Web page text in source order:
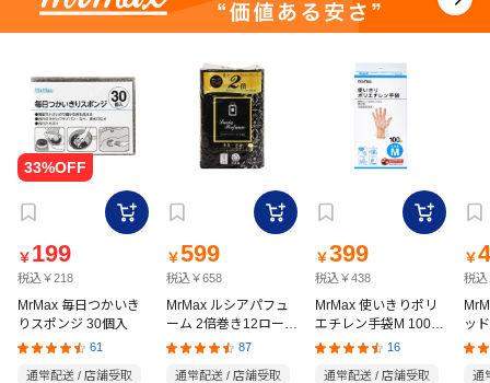
￥ 199
税込￥218
MrMax 毎日つかいき
りスポンジ 30個入
61
通常配送 / 店舗受取
￥599
税込￥658
MrMax ルシアパフュ
ーム 2倍巻き12ロール
ダブル
87
通常配送 / 店舗受取
￥399
税込￥438
MrMax 使いきりポリ
エチレン手袋M 100枚
入
16
通常配送 / 店舗受取
￥
税込
ッ
の
通